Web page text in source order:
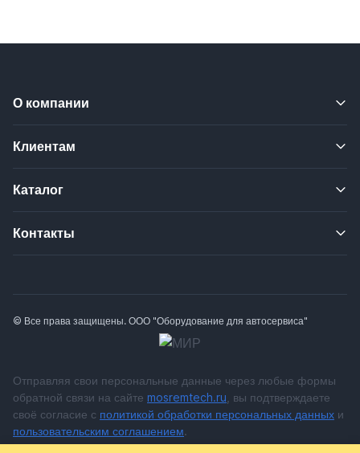
О компании
Клиентам
Каталог
Контакты
© Все права защищены. ООО "Оборудование для автосервиса"
Отправляя свои персональные данные через любые формы
обратной связи на сайте mosremtech.ru , вы подтверждаете
своё согласие с политикой обработки персональных данных и
пользовательским соглашением.